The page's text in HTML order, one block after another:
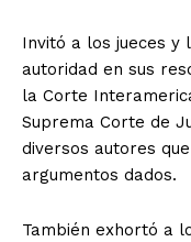
Invitó a los jueces y
autoridad en sus
la Corte
Suprema Corte de
diversos autores
argumentos dados.
También exhortó a